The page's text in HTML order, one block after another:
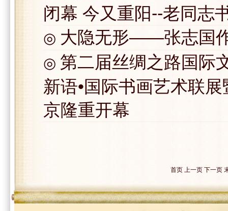
闭幕 今又重阳--老同志
◎ 大隐无形——张志国
◎ 第二届丝绸之路国际
新语•国际书画艺术联
京隆重开幕
首页 上一页 下一页